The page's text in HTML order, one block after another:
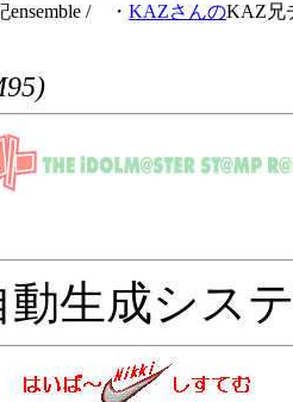
ensemble / ・ KAZさんのKAZ兄
動生成シス